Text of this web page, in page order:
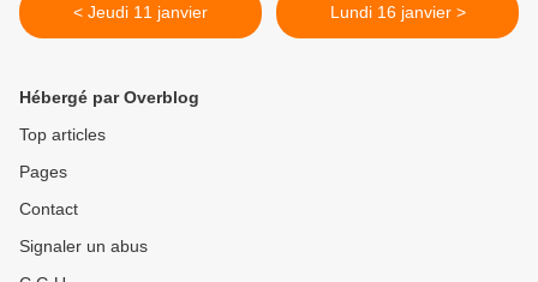
< Jeudi 11 janvier Lundi 16 janvier >
Hébergé par Overblog
Top articles
Pages
Contact
Signaler un abus